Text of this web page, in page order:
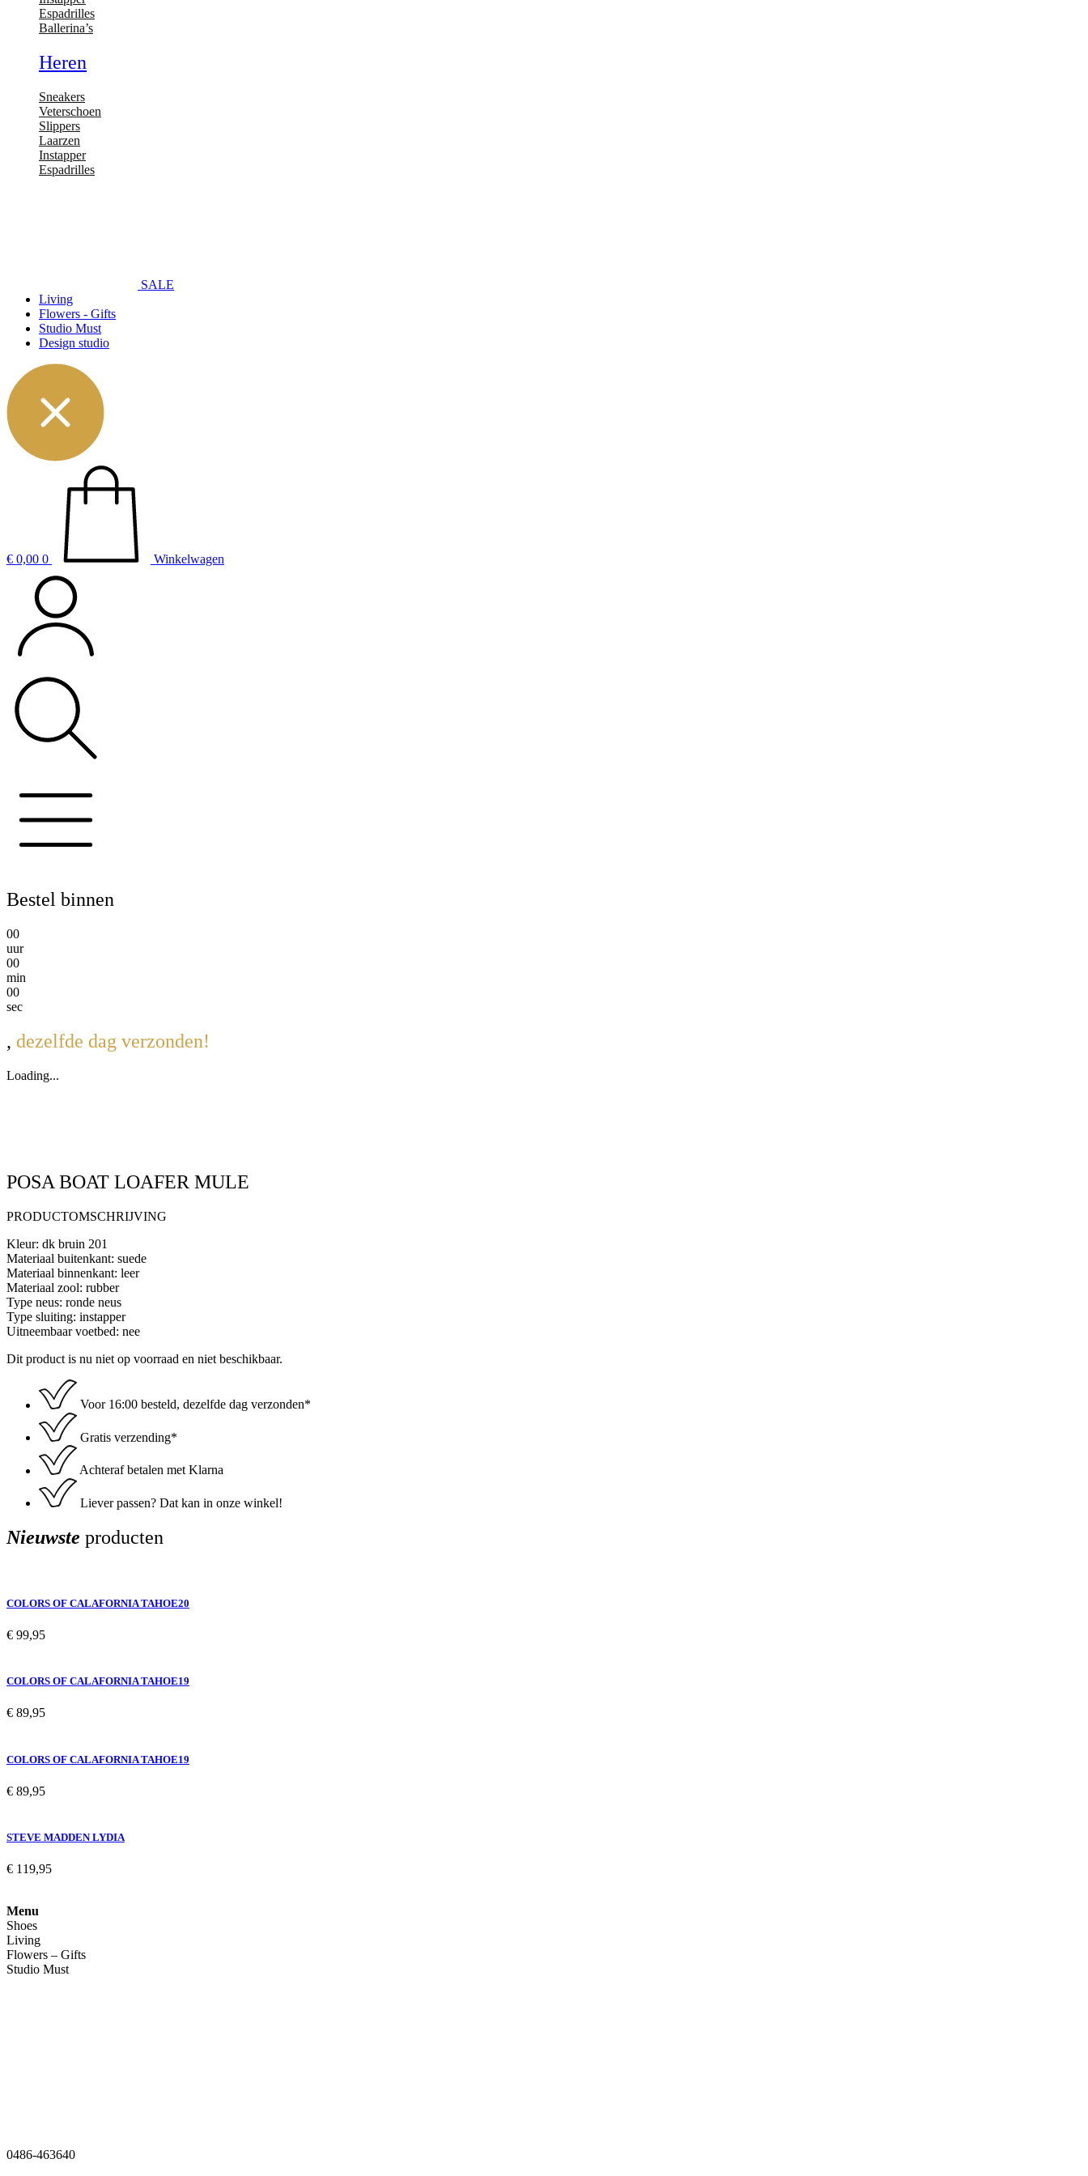
Espadrilles
Ballerina’s
Heren
Sneakers
Veterschoen
Slippers
Laarzen
Instapper
Espadrilles
SALE
Living
Flowers - Gifts
Studio Must
Design studio
€ 0,00 0 Winkelwagen
Bestel binnen
00
uur
00
min
00
sec
, dezelfde dag verzonden!
Loading...
POSA BOAT LOAFER MULE
PRODUCTOMSCHRIJVING
Kleur: dk bruin 201
Materiaal buitenkant: suede
Materiaal binnenkant: leer
Materiaal zool: rubber
Type neus: ronde neus
Type sluiting: instapper
Uitneembaar voetbed: nee
Dit product is nu niet op voorraad en niet beschikbaar.
Voor 16:00 besteld, dezelfde dag verzonden*
Gratis verzending*
Achteraf betalen met Klarna
Liever passen? Dat kan in onze winkel!
Nieuwste producten
COLORS OF CALAFORNIA TAHOE20
€ 99,95
COLORS OF CALAFORNIA TAHOE19
€ 89,95
COLORS OF CALAFORNIA TAHOE19
€ 89,95
STEVE MADDEN LYDIA
€ 119,95
Menu
Shoes
Living
Flowers – Gifts
Studio Must
0486-463640